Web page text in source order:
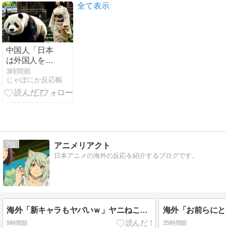
の反応）
中国人「日本
は外国人を調
教してしまう
すごい国」 中
国人「日本人
け」
3時間前
じゃぽにか反応帳
全て表示
7 アニメリアクト
日本アニメの海外の反応を紹介するブログです。
海外「新キャラもヤバいｗ」ヤニねこ第6話の海外反応
9時間前 35時間前